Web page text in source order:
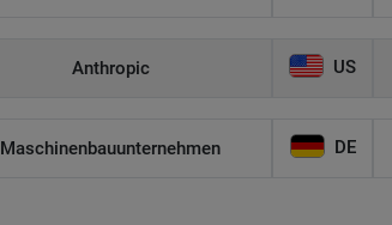
Anthropic US
Maschinenbauunternehmen DE